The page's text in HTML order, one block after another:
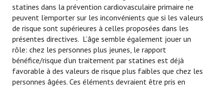
statines dans la prévention cardiovasculaire primaire ne
peuvent l’emporter sur les inconvénients que si les valeurs
de risque sont supérieures à celles proposées dans les
présentes directives. L’âge semble également jouer un
rôle: chez les personnes plus jeunes, le rapport
bénéfice/risque d’un traitement par statines est déjà
favorable à des valeurs de risque plus faibles que chez les
personnes âgées. Ces éléments devraient être pris en